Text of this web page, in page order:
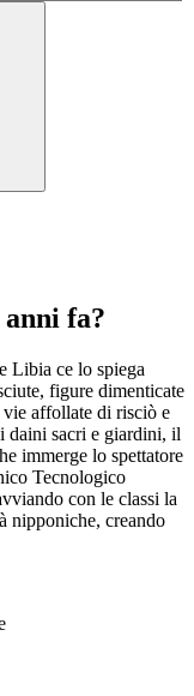
fa?
Libia ce lo spiega
figure dimenticate
affollate di risciò e
daini sacri e giardini, il
immerge lo spettatore
Tecnologico
con le classi la
nipponiche, creando